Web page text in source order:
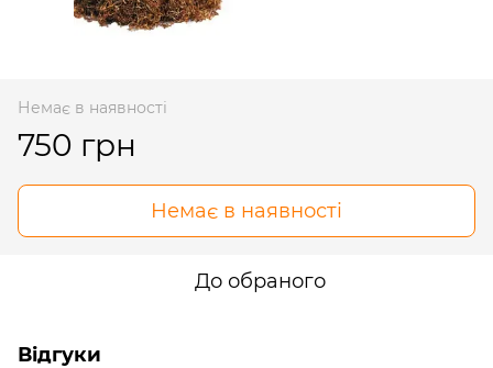
Немає в наявності
750 грн
Немає в наявності
До обраного
Відгуки